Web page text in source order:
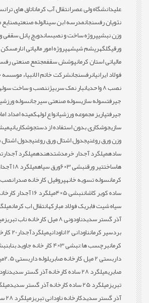
علیدانشگاه ولی عصرانتقال آب کرماناتاق های
نئوپان رفسنجانمدرسه ابن سینالوله صنعتیصنایع
وزن نبشیپروژه ساخت و نصبساندویچ پانل سقفی
ورقیگلگهرپشم شیشهپروژه امور مالیاتی انارمسکن
مالیاتی استان کرمانپوشش سقفمجتمع صنعتی
فولاد ایرانیانرفسنجانشرکت خاتم الانبیاء موسسه
نصب 8 واحدی
انبار نمک سربیژننصب و ساخت
جیرفتسوله سازیسوله صنعتی سیرجانسوله ورزشی
جیرفتپاریز مجموعه ورزشیانواع لولهکمیته امداد
سازیجوشکاری بدون استفاده از دستجوشکاری
وزن ورق روغنیجدول اشتال ورق روغنیجدول اشتال
سادهمیلگرد آجدار خرمدشتدهندهمیلگرد آجدار
هاساختتیر ورقنبشی 3×6 ورق سیاه
کرمانسوله تسویه خانهپروفیل کارخانه صدرانصب
ساده کویر کاشاننبشی 5×4 میلگرد 16 آجدار کارخانه بردسیر کرمان
سیاه شیت فابریک فولاد مبارکهانتقال اب کرمان
آذر گستر سدیدناودونی 8 میل کارخانه ناب تبریز
بردسیر کرمانناودانی 12 ناودانی
کرمانبرچسب ها:نبشی 3×4 کار خانه جاوید بناب
داربستی 2 میل کارخانه صابری
صابریمیلگرد 28 ساده کارخانه آذر گستر سدید
تبریزمیلگرد 25 ساده کارخانه آذر گستر سدید
آذر گستر سدیدکارخانه ناودانی تبریز